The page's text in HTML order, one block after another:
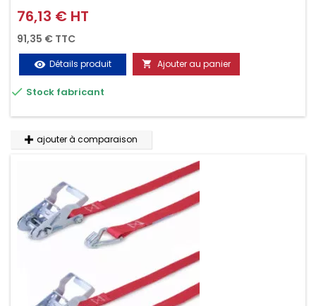
d'un seul geste aussi bien contre le vol que pendant le
transport. Référence vendue par paire.
Prix
76,13 € HT
91,35 € TTC
visibility Détails produit  Ajouter au panier
 Stock fabricant
ajouter à comparaison